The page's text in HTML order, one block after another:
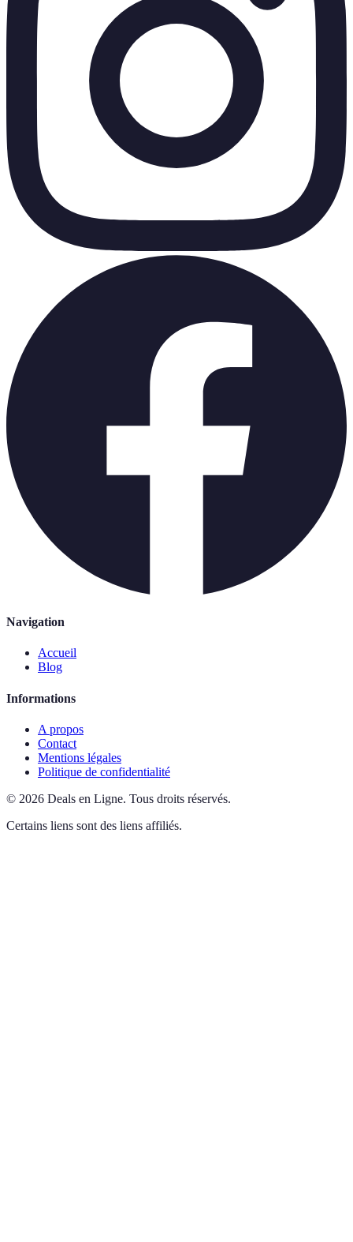
Navigation
Accueil
Blog
Informations
A propos
Contact
Mentions légales
Politique de confidentialité
© 2026 Deals en Ligne. Tous droits réservés.
Certains liens sont des liens affiliés.